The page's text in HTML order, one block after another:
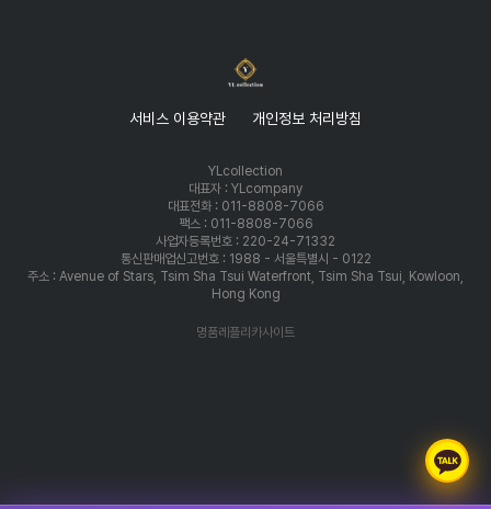
서비스 이용약관 개인정보 처리방침
YLcollection
대표자 : YLcompany
대표전화 : 011-8808-7066
팩스 : 011-8808-7066
사업자등록번호 : 220-24-71332
통신판매업신고번호 : 1988 - 서울특별시 - 0122
주소 : Avenue of Stars, Tsim Sha Tsui Waterfront, Tsim Sha Tsui, Kowloon,
Hong Kong
명품레플리카사이트